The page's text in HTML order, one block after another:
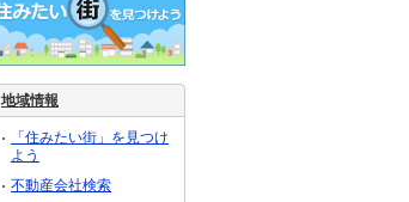
地域情報
「住みたい街」を見つけ
よう
不動産会社検索